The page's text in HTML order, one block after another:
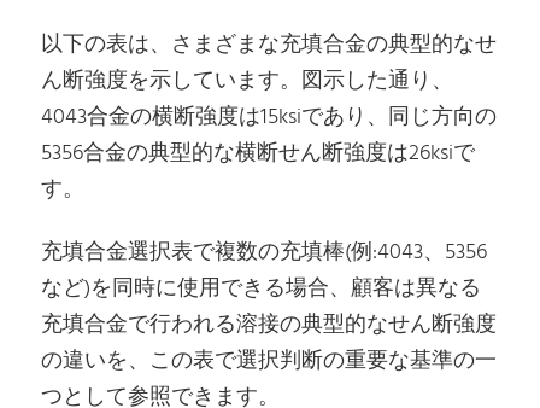
以下の表は、さまざまな充填合金の典型的なせ
ん断強度を示しています。図示した通り、
4043合金の横断強度は15ksiであり、同じ方向の
5356合金の典型的な横断せん断強度は26ksiで
す。
充填合金選択表で複数の充填棒(例:4043、5356
など)を同時に使用できる場合、顧客は異なる
充填合金で行われる溶接の典型的なせん断強度
の違いを、この表で選択判断の重要な基準の一
つとして参照できます。